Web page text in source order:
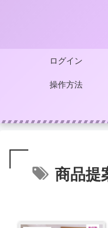
ログイン
操作方法
商品提